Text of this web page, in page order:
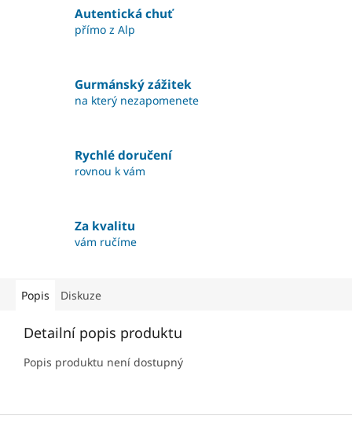
Autentická chuť
přímo z Alp
Gurmánský zážitek
na který nezapomenete
Rychlé doručení
rovnou k vám
Za kvalitu
vám ručíme
Popis Diskuze
Detailní popis produktu
Popis produktu není dostupný
Z